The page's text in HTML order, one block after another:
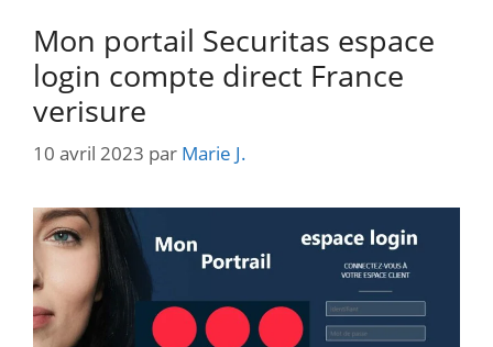
Mon portail Securitas espace
login compte direct France
verisure
10 avril 2023 par Marie J.